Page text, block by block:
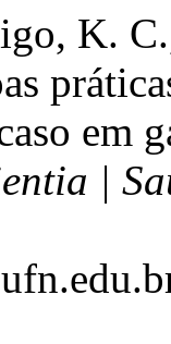
K.
em
|